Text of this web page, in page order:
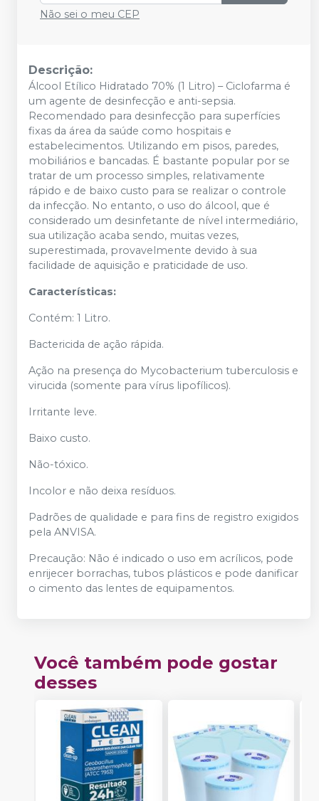
Não sei o meu CEP
Descrição:
Álcool Etílico Hidratado 70% (1 Litro) – Ciclofarma é
um agente de desinfecção e anti-sepsia.
Recomendado para desinfecção para superfícies
fixas da área da saúde como hospitais e
estabelecimentos. Utilizando em pisos, paredes,
mobiliários e bancadas. É bastante popular por se
tratar de um processo simples, relativamente
rápido e de baixo custo para se realizar o controle
da infecção. No entanto, o uso do álcool, que é
considerado um desinfetante de nível intermediário,
sua utilização acaba sendo, muitas vezes,
superestimada, provavelmente devido à sua
facilidade de aquisição e praticidade de uso.
Características:
Contém: 1 Litro.
Bactericida de ação rápida.
Ação na presença do Mycobacterium tuberculosis e
virucida (somente para vírus lipofílicos).
Irritante leve.
Baixo custo.
Não-tóxico.
Incolor e não deixa resíduos.
Padrões de qualidade e para fins de registro exigidos
pela ANVISA.
Precaução: Não é indicado o uso em acrílicos, pode
enrijecer borrachas, tubos plásticos e pode danificar
o cimento das lentes de equipamentos.
Você também pode gostar
desses